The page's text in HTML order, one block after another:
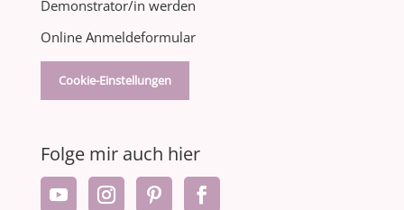
Demonstrator/in werden
Online Anmeldeformular
Cookie-Einstellungen
Folge mir auch hier